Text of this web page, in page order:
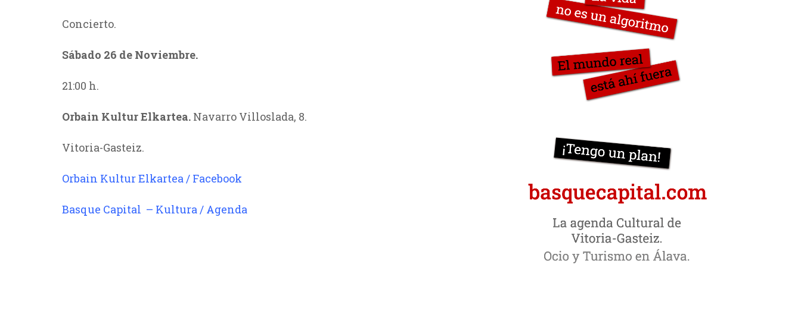
Concierto.
Sábado 26 de Noviembre.
21:00 h.
Orbain Kultur Elkartea. Navarro Villoslada, 8.
Vitoria-Gasteiz.
Orbain Kultur Elkartea / Facebook
Basque Capital – Kultura / Agenda